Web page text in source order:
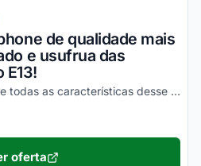
de qualidade mais
e usufrua das
E13!
Confira diretamente no site todas as características desse novo smartphone Motorola e aproveite!
oferta